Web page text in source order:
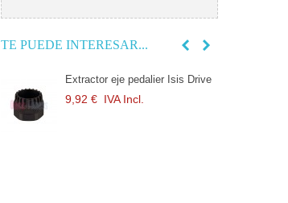
TE PUEDE INTERESAR...
Extractor eje pedalier Isis Drive
9,92 € IVA Incl.